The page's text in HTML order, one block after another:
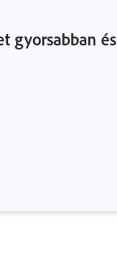
gyorsabban és